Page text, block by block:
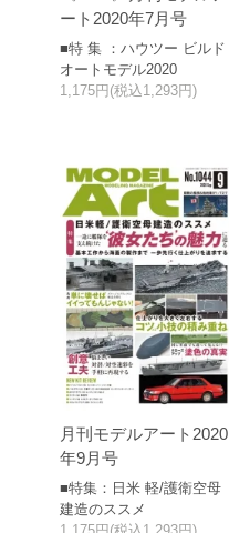
ート2020年7月号
■特 集 ：ハウツー ビルド
オートモデル2020
1,175円(税込1,293円)
月刊モデルアート2020
年9月号
■特集：日米 軽/護衛空母
建造のススメ